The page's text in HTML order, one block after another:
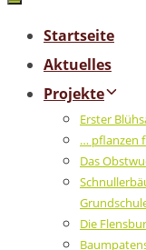
Startseite
Aktuelles
Projekte
Erster
… pflanzen
Das
Die